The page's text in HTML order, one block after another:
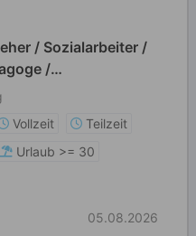
/ Sozialarbeiter /
/
(m/w/d)
Vollzeit
Teilzeit
Urlaub >= 30
05.08.2026